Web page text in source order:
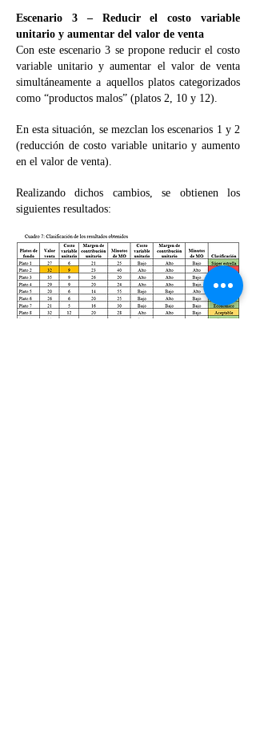
Escenario 3 – Reducir el costo variable
unitario y aumentar del valor de venta
Con este escenario 3 se propone reducir el costo
variable unitario y aumentar el valor de venta
simultáneamente a aquellos platos categorizados
como “productos malos” (platos 2, 10 y 12).
En esta situación, se mezclan los escenarios 1 y 2
(reducción de costo variable unitario y aumento
en el valor de venta).
Realizando dichos cambios, se obtienen los
siguientes resultados: